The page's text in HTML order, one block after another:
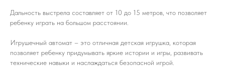
Дальность выстрела составляет от 10 до 15 метров, что позволяет
ребенку играть на большом расстоянии.
Игрушечный автомат – это отличная детская игрушка, которая
позволяет ребенку придумывать яркие истории и игры, развивать
технические навыки и наслаждаться безопасной игрой.